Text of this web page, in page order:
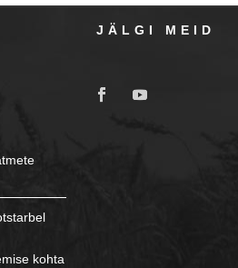
kohta
JÄLGI MEID